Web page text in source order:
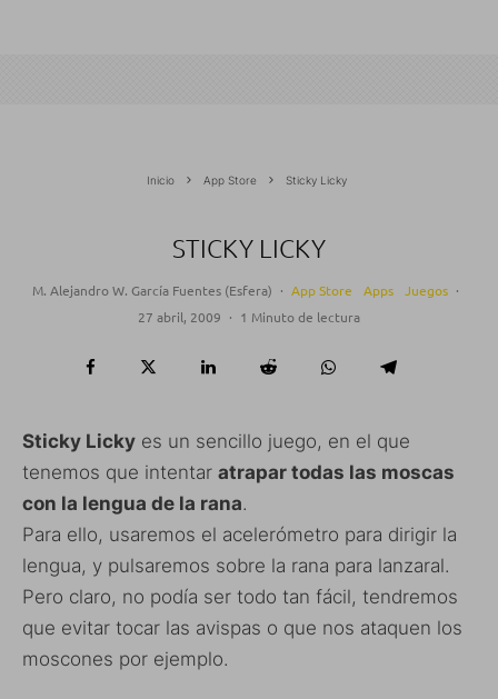
Inicio App Store Sticky Licky
STICKY LICKY
M. Alejandro W. García Fuentes (Esfera) · App Store Apps Juegos ·
27 abril, 2009 · 1 Minuto de lectura
Sticky Licky es un sencillo juego, en el que
tenemos que intentar atrapar todas las moscas
con la lengua de la rana.
Para ello, usaremos el acelerómetro para dirigir la
lengua, y pulsaremos sobre la rana para lanzaral.
Pero claro, no podía ser todo tan fácil, tendremos
que evitar tocar las avispas o que nos ataquen los
moscones por ejemplo.